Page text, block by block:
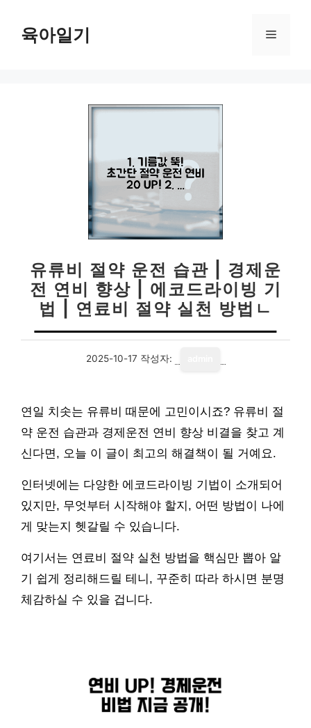
육아일기 메
유류비 절약 운전 습관 | 경제운
전 연비 향상 | 에코드라이빙 기
법 | 연료비 절약 실천 방법ㄴ
2025-10-17 작성자:
연일 치솟는 유류비 때문에 고민이시죠? 유류비 절
약 운전 습관과 경제운전 연비 향상 비결을 찾고 계
신다면, 오늘 이 글이 최고의 해결책이 될 거예요.
인터넷에는 다양한 에코드라이빙 기법이 소개되어
있지만, 무엇부터 시작해야 할지, 어떤 방법이 나에
게 맞는지 헷갈릴 수 있습니다.
여기서는 연료비 절약 실천 방법을 핵심만 뽑아 알
기 쉽게 정리해드릴 테니, 꾸준히 따라 하시면 분명
체감하실 수 있을 겁니다.